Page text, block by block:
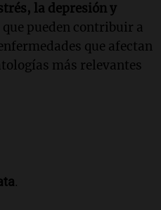
la depresión y
que pueden contribuir a
que afectan
más relevantes
.